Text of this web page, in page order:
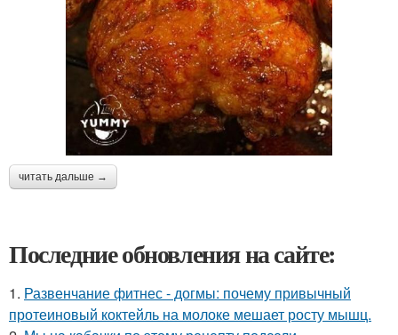
читать дальше →
Последние обновления на сайте:
1. Развенчание фитнес - догмы: почему привычный
протеиновый коктейль на молоке мешает росту мышц.